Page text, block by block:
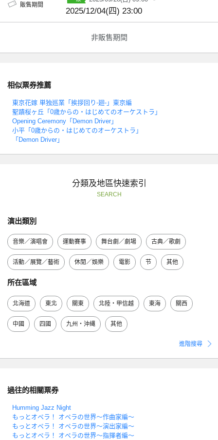
販售期間
2025/12/04(四) 23:00
非販售期間
相似票券推薦
東京花嫁 単独巡業「挨拶回り-廻-」東京編
聖蹟桜ヶ丘「0歳からの・はじめてのオーケストラ」
Opening Ceremony「Demon Driver」
小平「0歳からの・はじめてのオーケストラ」
「Demon Driver」
分類及地區快速索引
SEARCH
演出類別
音樂／演唱會 運動賽事 舞台劇／劇場 古典／歌劇
活動／展覽／藝術 休閒／娛樂 電影 节 其他
所在區域
北海道 東北 關東 北陸・甲信越 東海 關西
中國 四國 九州・沖縄 其他
進階搜尋
過往的相關票券
Humming Jazz Night
もっとオペラ！ オペラの世界～作曲家編～
もっとオペラ！ オペラの世界～演出家編～
もっとオペラ！ オペラの世界～指揮者編～